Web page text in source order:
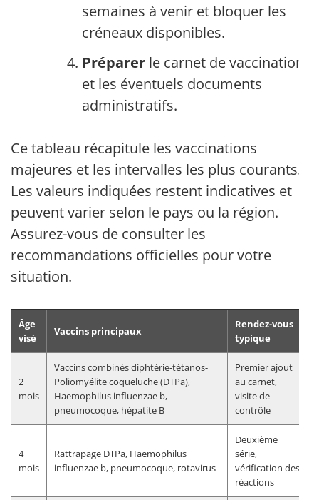
semaines à venir et bloquer les
créneaux disponibles.
Préparer le carnet de vaccination
et les éventuels documents
administratifs.
Ce tableau récapitule les vaccinations
majeures et les intervalles les plus courants.
Les valeurs indiquées restent indicatives et
peuvent varier selon le pays ou la région.
Assurez-vous de consulter les
recommandations officielles pour votre
situation.
Âge
visé
Vaccins principaux
Rendez-vous
typique
2
mois
Vaccins combinés diphtérie-tétanos-
Poliomyélite coqueluche (DTPa),
Haemophilus influenzae b,
pneumocoque, hépatite B
Premier ajout
au carnet,
visite de
contrôle
4
mois
Rattrapage DTPa, Haemophilus
influenzae b, pneumocoque, rotavirus
Deuxième
série,
vérification des
réactions